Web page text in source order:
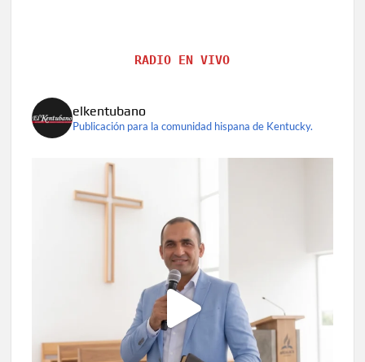
RADIO EN VIVO
elkentubano
Publicación para la comunidad hispana de Kentucky.